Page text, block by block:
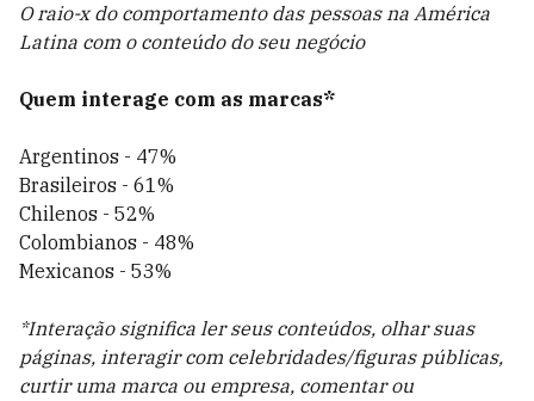
O raio-x do comportamento das pessoas na América
Latina com o conteúdo do seu negócio
Quem interage com as marcas*
Argentinos - 47%
Brasileiros - 61%
Chilenos - 52%
Colombianos - 48%
Mexicanos - 53%
*Interação significa ler seus conteúdos, olhar suas
páginas, interagir com celebridades/figuras públicas,
curtir uma marca ou empresa, comentar ou